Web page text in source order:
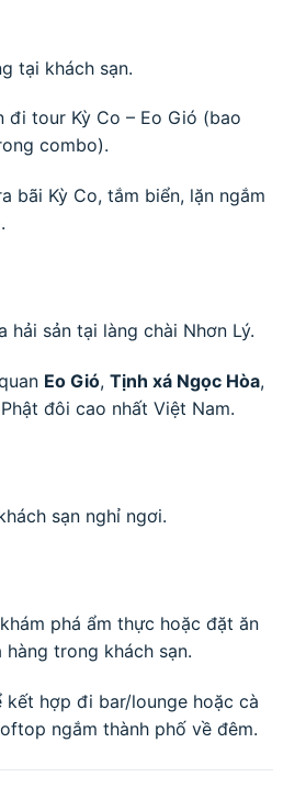
tại khách sạn.
đi tour Kỳ Co – Eo Gió (bao
combo).
bãi Kỳ Co, tắm biển, lặn ngắm
hải sản tại làng chài Nhơn Lý.
Eo Gió, Tịnh xá Ngọc Hòa,
đôi cao nhất Việt Nam.
sạn nghỉ ngơi.
phá ẩm thực hoặc đặt ăn
hàng trong khách sạn.
kết hợp đi bar/lounge hoặc cà
ngắm thành phố về đêm.